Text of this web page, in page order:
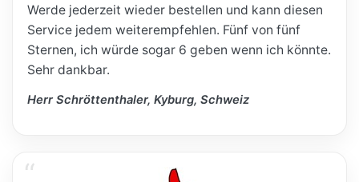
Werde jederzeit wieder bestellen und kann diesen
Service jedem weiterempfehlen. Fünf von fünf
Sternen, ich würde sogar 6 geben wenn ich könnte.
Sehr dankbar.
Herr Schröttenthaler, Kyburg, Schweiz